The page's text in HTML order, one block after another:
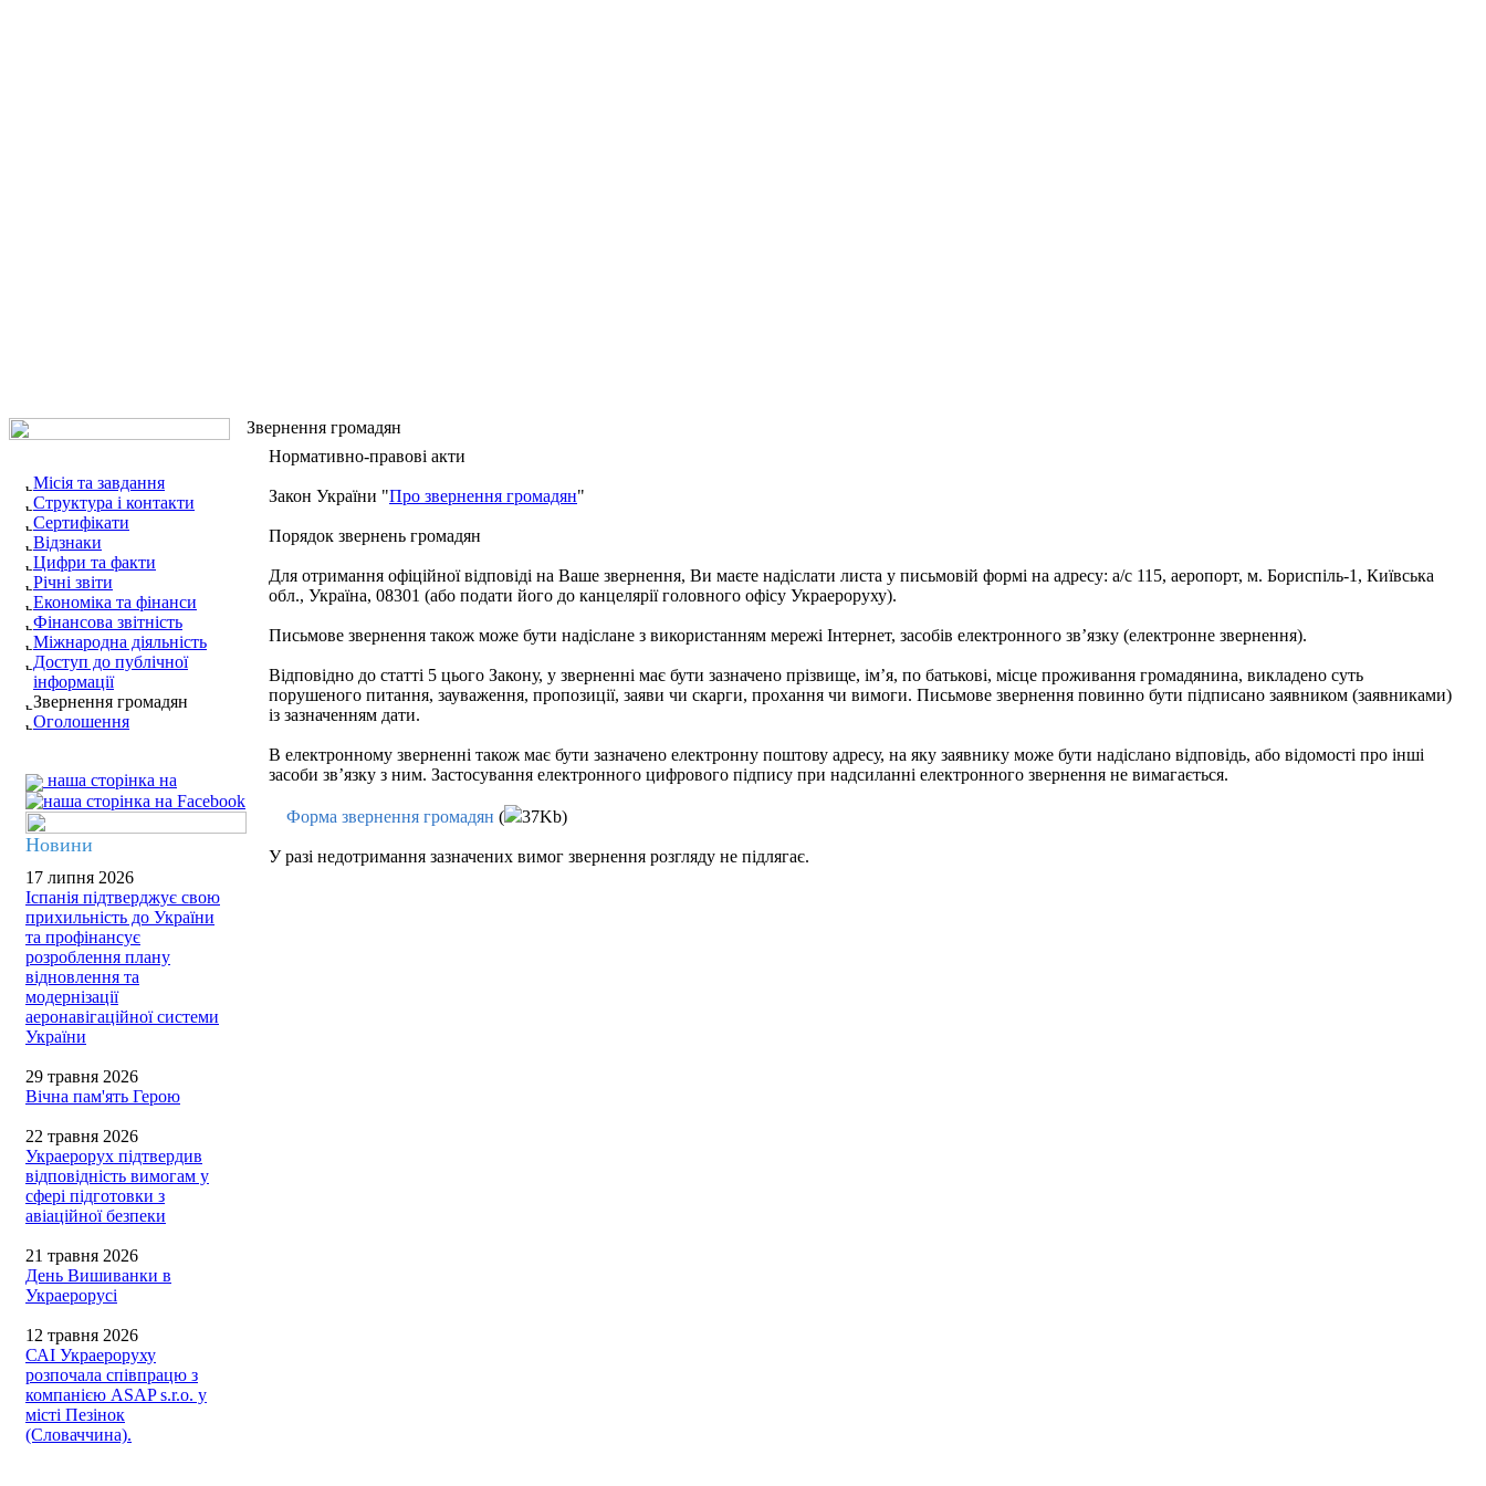
Місія та завдання
Структура і контакти
Сертифікати
Відзнаки
Цифри та факти
Річні звіти
Економіка та фінанси
Фінансова звітність
Міжнародна діяльність
Доступ до публічної
інформації
Звернення громадян
Оголошення
наша сторінка на
Новини
17 липня 2026
Іспанія підтверджує свою
прихильність до України
та профінансує
розроблення плану
відновлення та
модернізації
аеронавігаційної системи
України
29 травня 2026
Вічна пам'ять Герою
22 травня 2026
Украерорух підтвердив
відповідність вимогам у
сфері підготовки з
авіаційної безпеки
21 травня 2026
День Вишиванки в
Украерорусі
12 травня 2026
САІ Украероруху
розпочала співпрацю з
компанією ASAP s.r.o. у
місті Пезінок
(Словаччина).
Звернення громадян
Нормативно-правові акти
Закон України "Про звернення громадян"
Порядок звернень громадян
Для отримання офіційної відповіді на Ваше звернення, Ви маєте надіслати листа у письмовій формі на адресу: а/с 115, аеропорт, м. Бориспіль-1, Київська
обл., Україна, 08301 (або подати його до канцелярії головного офісу Украероруху).
Письмове звернення також може бути надіслане з використанням мережі Інтернет, засобів електронного зв’язку (електронне звернення).
Відповідно до статті 5 цього Закону, у зверненні має бути зазначено прізвище, ім’я, по батькові, місце проживання громадянина, викладено суть
порушеного питання, зауваження, пропозиції, заяви чи скарги, прохання чи вимоги. Письмове звернення повинно бути підписано заявником (заявниками)
із зазначенням дати.
В електронному зверненні також має бути зазначено електронну поштову адресу, на яку заявнику може бути надіслано відповідь, або відомості про інші
засоби зв’язку з ним. Застосування електронного цифрового підпису при надсиланні електронного звернення не вимагається.
Форма звернення громадян ( 37Kb)
У разі недотримання зазначених вимог звернення розгляду не підлягає.